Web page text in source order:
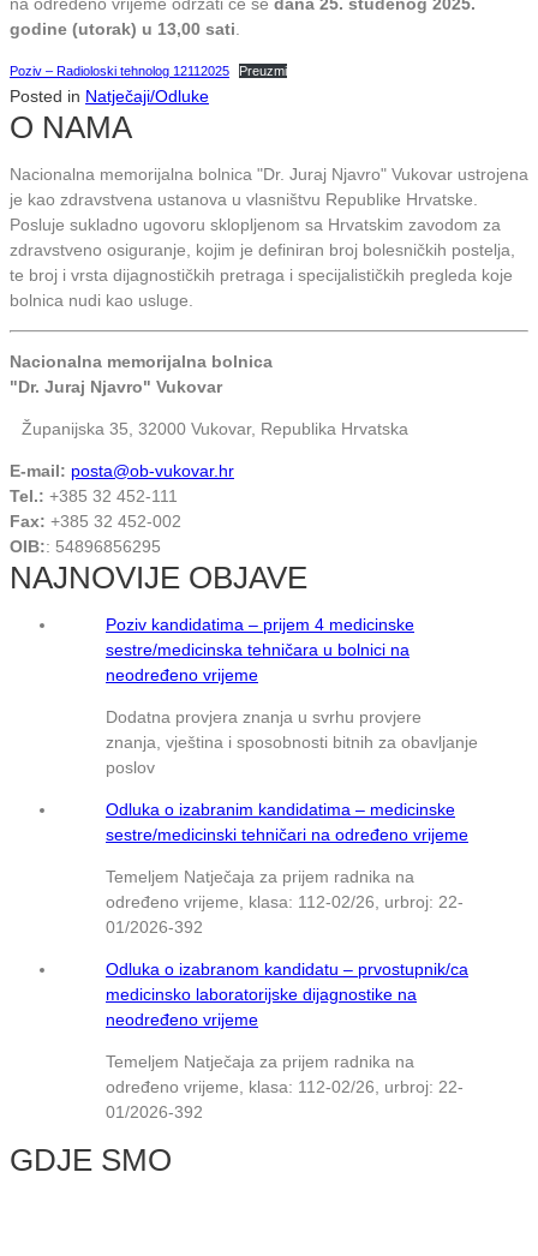
godine (utorak) u 13,00 sati
Poziv – Radioloski tehnolog 12112025 Preuzmi
Posted in Natječaji/Odluke
O NAMA
Nacionalna memorijalna bolnica "Dr. Juraj Njavro" Vukovar ustrojena
je kao zdravstvena ustanova u vlasništvu Republike Hrvatske.
Posluje sukladno ugovoru sklopljenom sa Hrvatskim zavodom za
zdravstveno osiguranje, kojim je definiran broj bolesničkih postelja,
te broj i vrsta dijagnostičkih pretraga i specijalističkih pregleda koje
bolnica nudi kao usluge.
Nacionalna memorijalna bolnica
"Dr. Juraj Njavro" Vukovar
Županijska 35, 32000 Vukovar, Republika Hrvatska
E-mail: posta@ob-vukovar.hr
Tel.: +385 32 452-111
Fax: +385 32 452-002
OIB:: 54896856295
NAJNOVIJE OBJAVE
Poziv kandidatima – prijem 4 medicinske
sestre/medicinska tehničara u bolnici na
neodređeno vrijeme
Dodatna provjera znanja u svrhu provjere
znanja, vještina i sposobnosti bitnih za obavljanje
poslov
Odluka o izabranim kandidatima – medicinske
sestre/medicinski tehničari na određeno vrijeme
Temeljem Natječaja za prijem radnika na
određeno vrijeme, klasa: 112-02/26, urbroj: 22-
01/2026-392
Odluka o izabranom kandidatu – prvostupnik/ca
medicinsko laboratorijske dijagnostike na
neodređeno vrijeme
Temeljem Natječaja za prijem radnika na
određeno vrijeme, klasa: 112-02/26, urbroj: 22-
01/2026-392
GDJE SMO